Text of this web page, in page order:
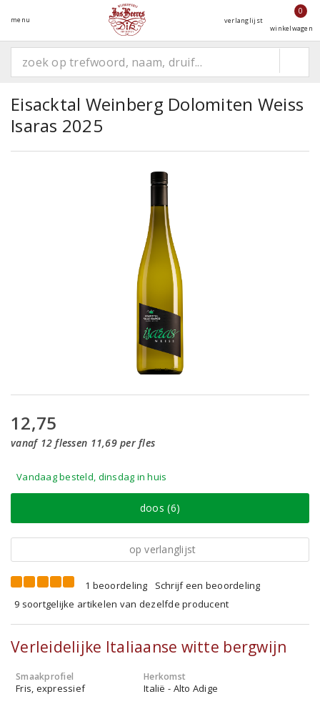
menu verlanglijst
0
winkelwagen
Eisacktal Weinberg Dolomiten Weiss
Isaras 2025
12,75
vanaf 12 flessen 11,69 per fles
Vandaag besteld, dinsdag in huis
doos (6)
op verlanglijst
1 beoordeling
Schrijf een beoordeling
9 soortgelijke artikelen van dezelfde producent
Verleidelijke Italiaanse witte bergwijn
Smaakprofiel
Fris, expressief
Herkomst
Italië - Alto Adige